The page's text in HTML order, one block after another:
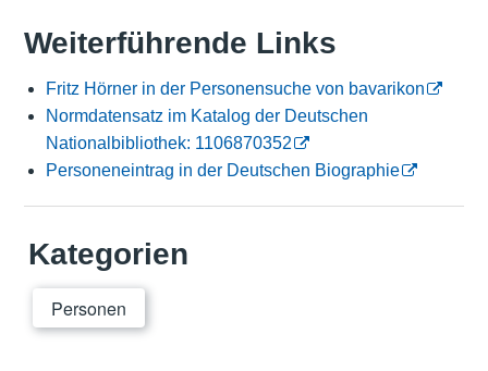
Weiterführende Links
Fritz Hörner in der Personensuche von bavarikon
Normdatensatz im Katalog der Deutschen
Nationalbibliothek: 1106870352
Personeneintrag in der Deutschen Biographie
Kategorien
Personen